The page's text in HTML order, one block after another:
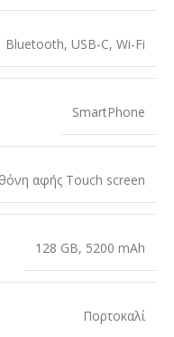
Bluetooth, USB-C, Wi-Fi
SmartPhone
αφής Touch screen
128 GB, 5200 mAh
Πορτοκαλί